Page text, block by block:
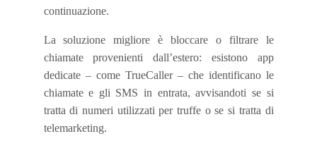
continuazione.
La soluzione migliore è bloccare o filtrare le
chiamate provenienti dall’estero: esistono app
dedicate – come TrueCaller – che identificano le
chiamate e gli SMS in entrata, avvisandoti se si
tratta di numeri utilizzati per truffe o se si tratta di
telemarketing.